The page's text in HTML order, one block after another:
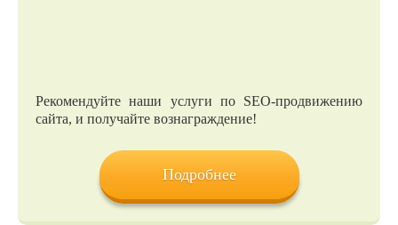
Рекомендуйте наши услуги по SEO-продвижению
сайта, и получайте вознаграждение!
Подробнее